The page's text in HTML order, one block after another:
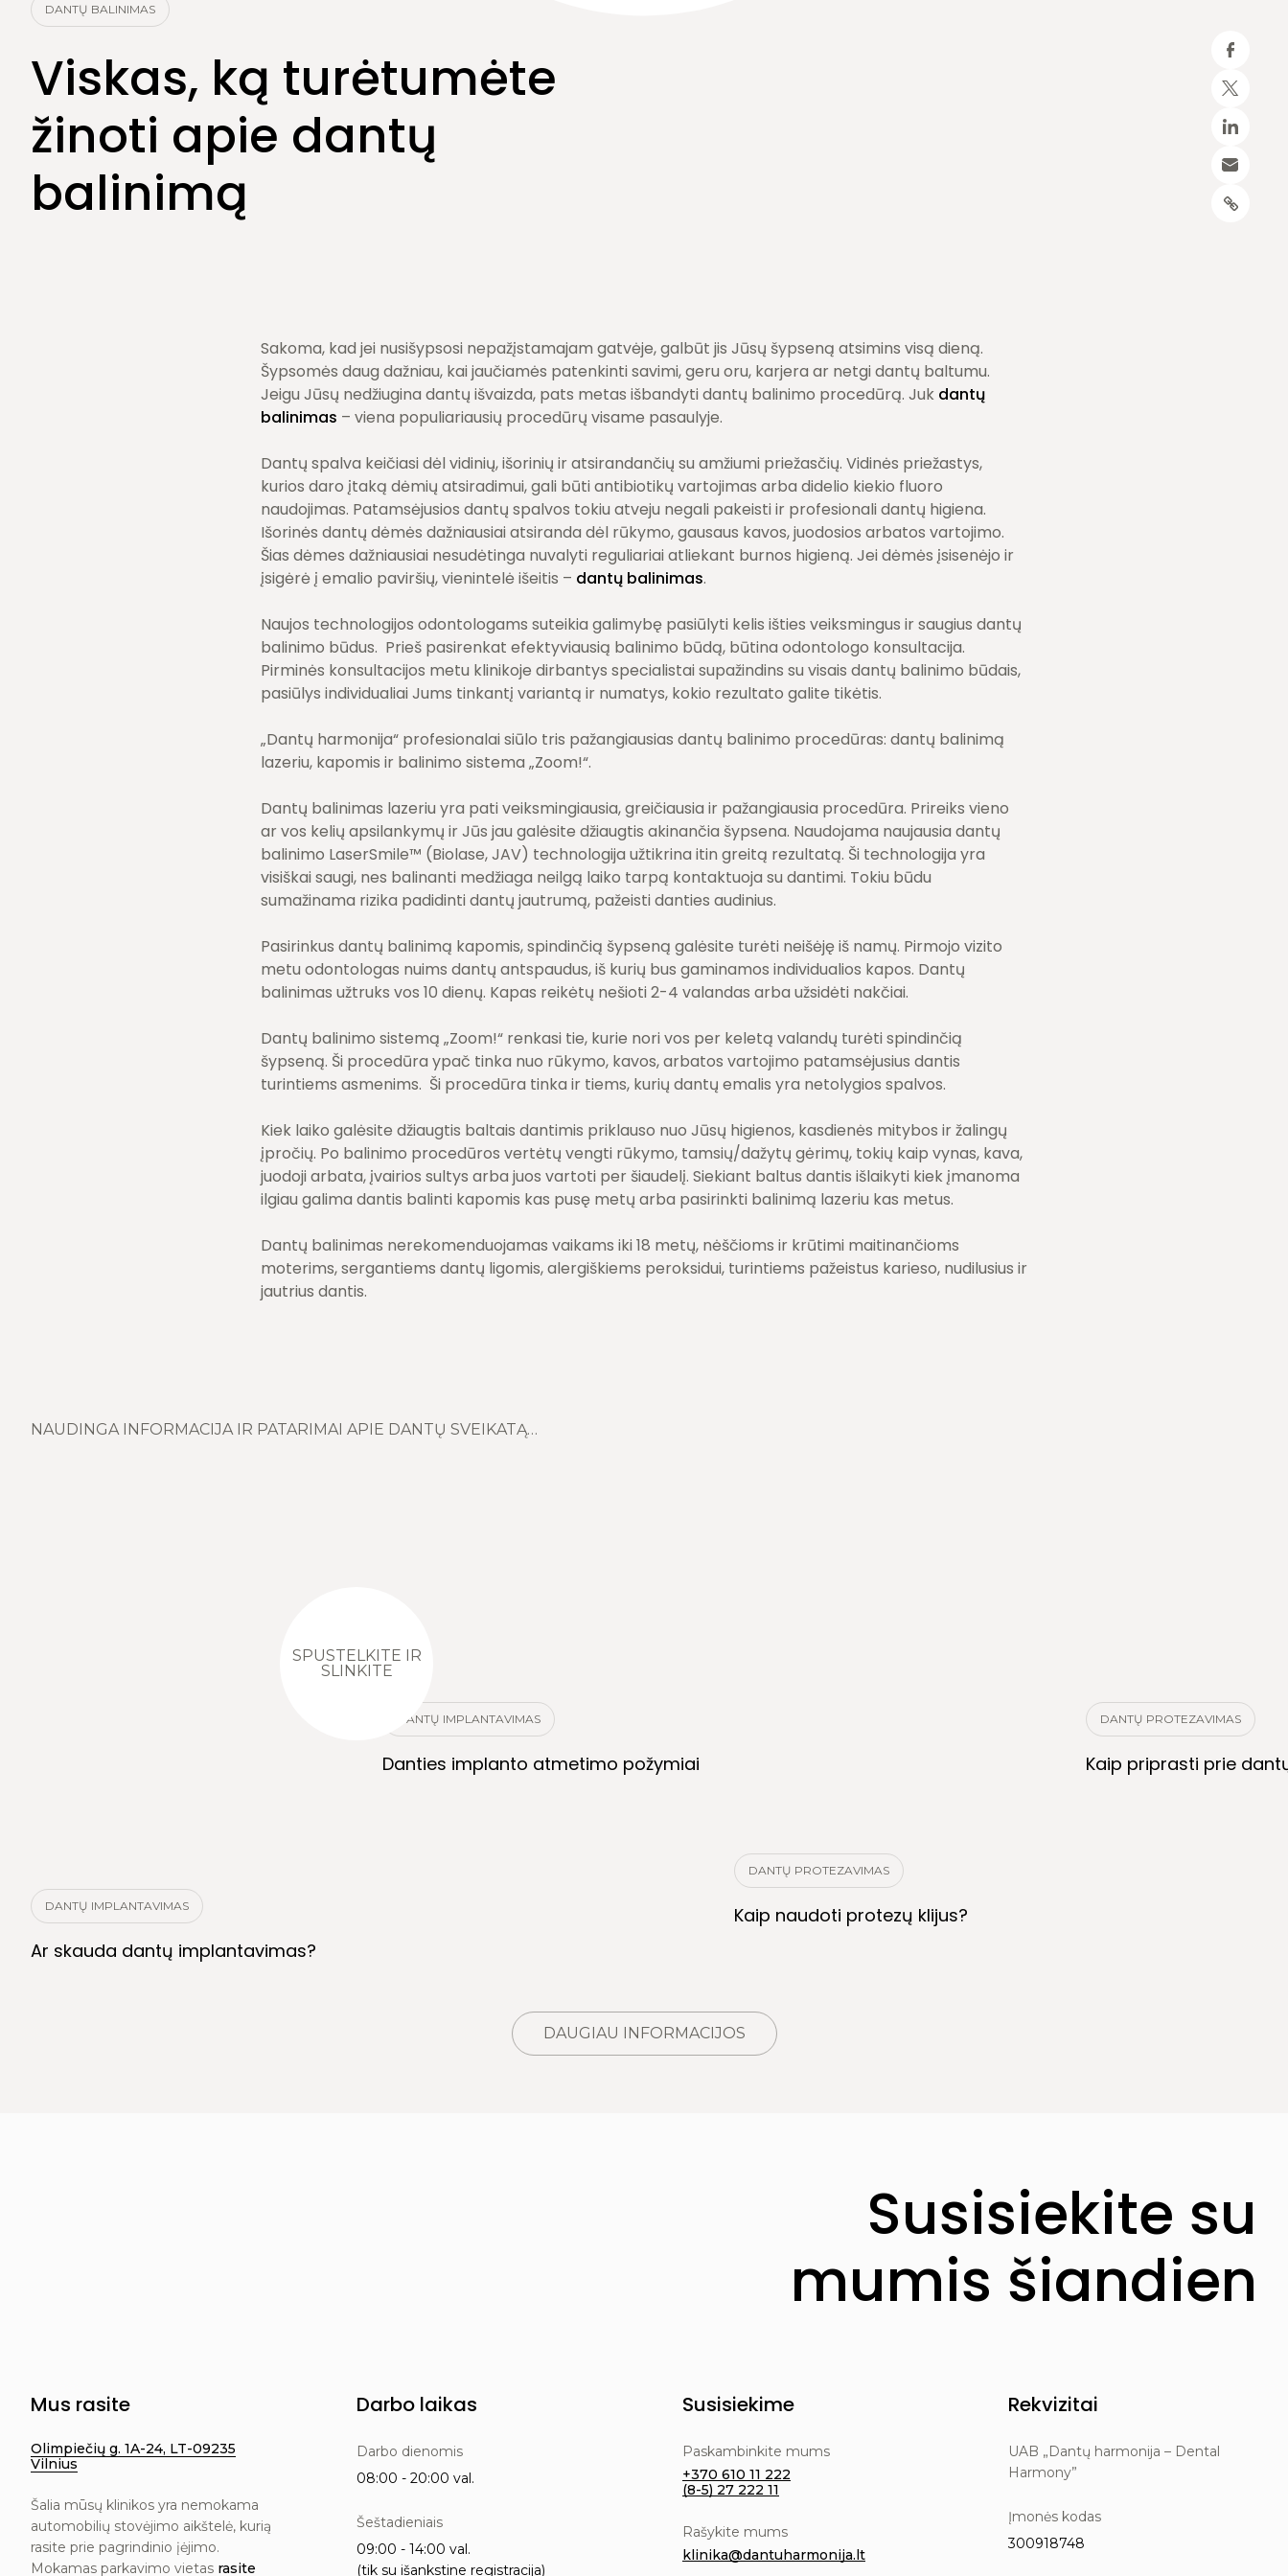
Dantų šalinimas
DANTŲ BALINIMAS
Viskas, ką turėtumėte
žinoti apie dantų
balinimą
Sakoma, kad jei nusišypsosi nepažįstamajam gatvėje, galbūt jis Jūsų šypseną atsimins visą dieną.
Šypsomės daug dažniau, kai jaučiamės patenkinti savimi, geru oru, karjera ar netgi dantų baltumu.
Jeigu Jūsų nedžiugina dantų išvaizda, pats metas išbandyti dantų balinimo procedūrą. Juk dantų
balinimas – viena populiariausių procedūrų visame pasaulyje.
Dantų spalva keičiasi dėl vidinių, išorinių ir atsirandančių su amžiumi priežasčių. Vidinės priežastys,
kurios daro įtaką dėmių atsiradimui, gali būti antibiotikų vartojimas arba didelio kiekio fluoro
naudojimas. Patamsėjusios dantų spalvos tokiu atveju negali pakeisti ir profesionali dantų higiena.
Išorinės dantų dėmės dažniausiai atsiranda dėl rūkymo, gausaus kavos, juodosios arbatos vartojimo.
Šias dėmes dažniausiai nesudėtinga nuvalyti reguliariai atliekant burnos higieną. Jei dėmės įsisenėjo ir
įsigėrė į emalio paviršių, vienintelė išeitis – dantų balinimas.
Naujos technologijos odontologams suteikia galimybę pasiūlyti kelis išties veiksmingus ir saugius dantų
balinimo būdus. Prieš pasirenkat efektyviausią balinimo būdą, būtina odontologo konsultacija.
Pirminės konsultacijos metu klinikoje dirbantys specialistai supažindins su visais dantų balinimo būdais,
pasiūlys individualiai Jums tinkantį variantą ir numatys, kokio rezultato galite tikėtis.
„Dantų harmonija“ profesionalai siūlo tris pažangiausias dantų balinimo procedūras: dantų balinimą
lazeriu, kapomis ir balinimo sistema „Zoom!“.
Dantų balinimas lazeriu yra pati veiksmingiausia, greičiausia ir pažangiausia procedūra. Prireiks vieno
ar vos kelių apsilankymų ir Jūs jau galėsite džiaugtis akinančia šypsena. Naudojama naujausia dantų
balinimo LaserSmile™ (Biolase, JAV) technologija užtikrina itin greitą rezultatą. Ši technologija yra
visiškai saugi, nes balinanti medžiaga neilgą laiko tarpą kontaktuoja su dantimi. Tokiu būdu
sumažinama rizika padidinti dantų jautrumą, pažeisti danties audinius.
Pasirinkus dantų balinimą kapomis, spindinčią šypseną galėsite turėti neišėję iš namų. Pirmojo vizito
metu odontologas nuims dantų antspaudus, iš kurių bus gaminamos individualios kapos. Dantų
balinimas užtruks vos 10 dienų. Kapas reikėtų nešioti 2-4 valandas arba užsidėti nakčiai.
Dantų balinimo sistemą „Zoom!“ renkasi tie, kurie nori vos per keletą valandų turėti spindinčią
šypseną. Ši procedūra ypač tinka nuo rūkymo, kavos, arbatos vartojimo patamsėjusius dantis
turintiems asmenims. Ši procedūra tinka ir tiems, kurių dantų emalis yra netolygios spalvos.
Kiek laiko galėsite džiaugtis baltais dantimis priklauso nuo Jūsų higienos, kasdienės mitybos ir žalingų
įpročių. Po balinimo procedūros vertėtų vengti rūkymo, tamsių/dažytų gėrimų, tokių kaip vynas, kava,
juodoji arbata, įvairios sultys arba juos vartoti per šiaudelį. Siekiant baltus dantis išlaikyti kiek įmanoma
ilgiau galima dantis balinti kapomis kas pusę metų arba pasirinkti balinimą lazeriu kas metus.
Dantų balinimas nerekomenduojamas vaikams iki 18 metų, nėščioms ir krūtimi maitinančioms
moterims, sergantiems dantų ligomis, alergiškiems peroksidui, turintiems pažeistus karieso, nudilusius ir
jautrius dantis.
NAUDINGA INFORMACIJA IR PATARIMAI APIE DANTŲ SVEIKATĄ…
DANTŲ IMPLANTAVIMAS
Ar skauda dantų implantavimas?
DANTŲ IMPLANTAVIMAS
Danties implanto atmetimo požymiai
DANTŲ PROTEZAVIMAS
Kaip naudoti protezų klijus?
DANTŲ PROTEZAVIMAS
Kaip priprasti prie
SPUSTELKITE IR
SLINKITE
DAUGIAU INFORMACIJOS
Susisiekite su
mumis šiandien
Mus rasite
Olimpiečių g. 1A-24, LT-09235
Vilnius
Šalia mūsų klinikos yra nemokama
automobilių stovėjimo aikštelė, kurią
rasite prie pagrindinio įėjimo.
Mokamas parkavimo vietas rasite
Darbo laikas
Darbo dienomis
08:00 - 20:00 val.
Šeštadieniais
09:00 - 14:00 val.
(tik su išankstine registracija)
Susisiekime
Paskambinkite mums
+370 610 11 222
(8-5) 27 222 11
Rašykite mums
klinika@dantuharmonija.lt
Rekvizitai
UAB „Dantų harmonija – Dental
Harmony”
Įmonės kodas
300918748